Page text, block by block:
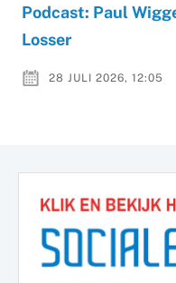
Podcast: Paul
Losser
28 JULI 2026, 12:05